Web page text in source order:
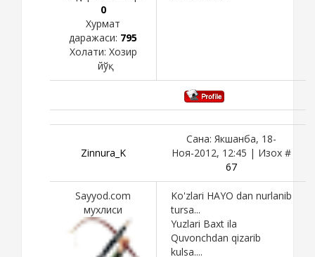
0
Хурмат
даражаси: 795
Холати: Хозир
йўқ
Zinnura_K
Сана: Якшанба, 18-
Ноя-2012, 12:45 | Изох #
67
Sayyod.com
мухлиси
Ko'zlari HAYO dan nurlanib
tursa...
Yuzlari Baxt ila
Quvonchdan qizarib
kulsa....